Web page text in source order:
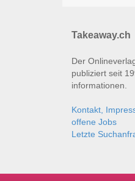
Takeaway.ch
Der
publiziert seit
informationen.
Kontakt,
offene Jobs
Letzte